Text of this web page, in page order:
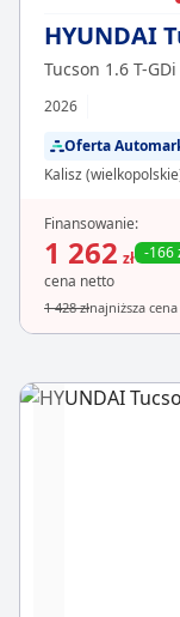
HYUNDAI
Tucson 1.6 T-
2026
Oferta
Kalisz
Finansowanie:
1 262 zł -166
cena netto
1 428 złnajniższa cena